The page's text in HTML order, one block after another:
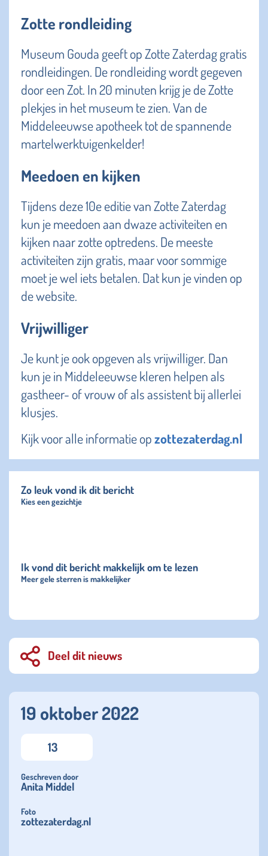
Zotte rondleiding
Museum Gouda geeft op Zotte Zaterdag gratis
rondleidingen. De rondleiding wordt gegeven
door een Zot. In 20 minuten krijg je de Zotte
plekjes in het museum te zien. Van de
Middeleeuwse apotheek tot de spannende
martelwerktuigenkelder!
Meedoen en kijken
Tijdens deze 10e editie van Zotte Zaterdag
kun je meedoen aan dwaze activiteiten en
kijken naar zotte optredens. De meeste
activiteiten zijn gratis, maar voor sommige
moet je wel iets betalen. Dat kun je vinden op
de website.
Vrijwilliger
Je kunt je ook opgeven als vrijwilliger. Dan
kun je in Middeleeuwse kleren helpen als
gastheer- of vrouw of als assistent bij allerlei
klusjes.
Kijk voor alle informatie opzottezaterdag.nl
Zo leuk vond ik dit bericht
Kies een gezichtje
Ik vond dit bericht makkelijk om te lezen
Meer gele sterren is makkelijker
Deel dit nieuws
19 oktober 2022
13
Geschreven door
Anita Middel
Foto
zottezaterdag.nl